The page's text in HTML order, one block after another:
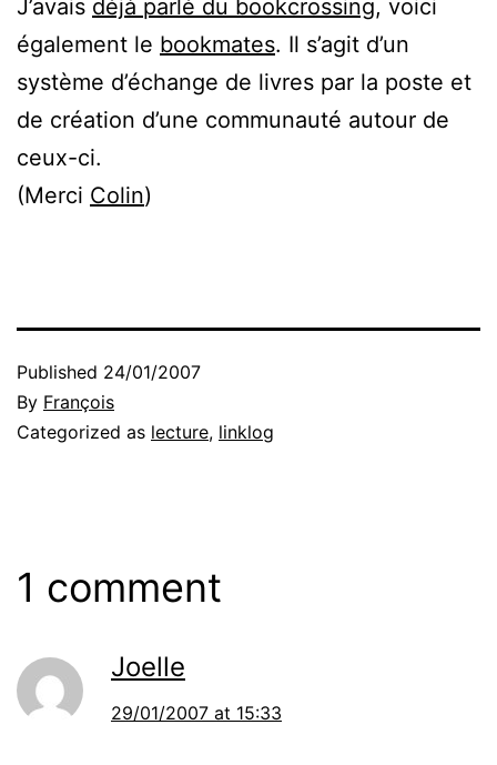
J’avais déjà parlé du bookcrossing, voici
également le bookmates. Il s’agit d’un
système d’échange de livres par la poste et
de création d’une communauté autour de
ceux-ci.
(Merci Colin)
Published 24/01/2007
By François
Categorized as lecture, linklog
1 comment
Joelle
29/01/2007 at 15:33